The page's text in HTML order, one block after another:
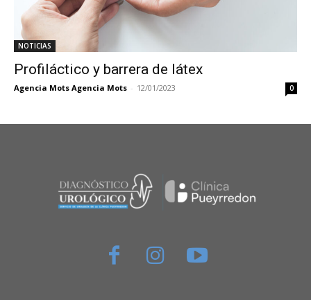
NOTICIAS
Profiláctico y barrera de látex
Agencia Mots Agencia Mots - 12/01/2023 0